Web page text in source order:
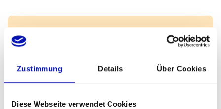
Zustimmung Details Über Cookies
Diese Webseite verwendet Cookies
Informationen
Zeitraum
Mittwoch, 12.06.2024 bis Freitag,
20.12.2024